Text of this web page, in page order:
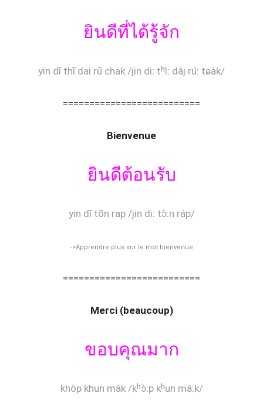
ยินดีที่ได้รู้จัก
yin dī thī dai rū chak /jin diː tʰîː dâj rúː tɕàk/
==========================
Bienvenue
ยินดีต้อนรับ
yin dī tōn rap /jin diː tɔ̂ːn ráp/
->Apprendre plus sur le mot bienvenue
==========================
Merci (beaucoup)
ขอบคุณมาก
khōp khun māk /kʰɔ̀ːp kʰun mâːk/